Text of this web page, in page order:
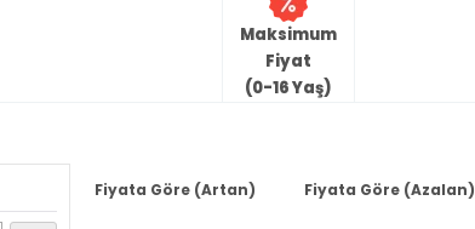
Maksimum
Fiyat
(0-16 Yaş)
Fiyata Göre (Artan) Fiyata Göre (Azalan)